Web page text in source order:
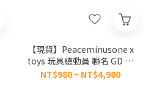
【現貨】Peaceminusone x
toys 玩具總動員 聯名 GD 品
牌 權志龍 限定周邊
NT$980 ~ NT$4,980